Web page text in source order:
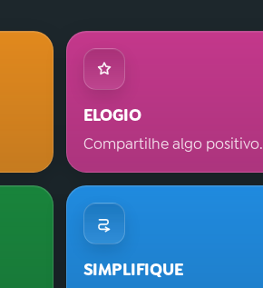
ELOGIO
Compartilhe algo positivo.
SIMPLIFIQUE